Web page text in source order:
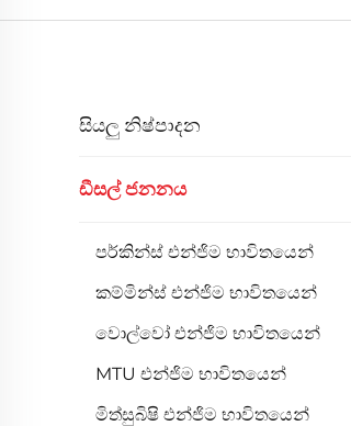
සියලු නිෂ්පාදන
ඩීසල් ජනනය
පර්කින්ස් එන්ජිම භාවිතයෙන්
කම්මින්ස් එන්ජිම භාවිතයෙන්
වොල්වෝ එන්ජිම භාවිතයෙන්
MTU එන්ජිම භාවිතයෙන්
මිත්සුබිෂි එන්ජිම භාවිතයෙන්